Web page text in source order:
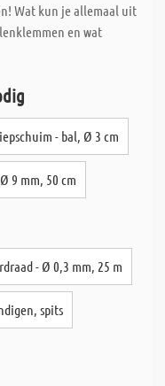
Wat kun je allemaal uit
en wat
- bal, Ø 3 cm
9 mm, 50 cm
- Ø 0,3 mm, 25 m
spits